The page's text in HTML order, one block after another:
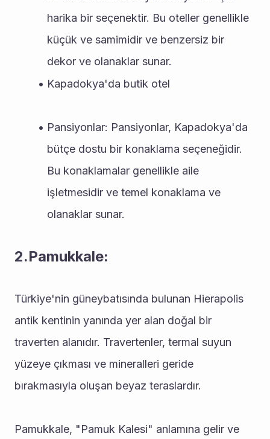
harika bir seçenektir. Bu oteller genellikle
küçük ve samimidir ve benzersiz bir
dekor ve olanaklar sunar.
Kapadokya'da butik otel
Pansiyonlar: Pansiyonlar, Kapadokya'da
bütçe dostu bir konaklama seçeneğidir.
Bu konaklamalar genellikle aile
işletmesidir ve temel konaklama ve
olanaklar sunar.
2.Pamukkale:
Türkiye'nin güneybatısında bulunan Hierapolis
antik kentinin yanında yer alan doğal bir
traverten alanıdır. Travertenler, termal suyun
yüzeye çıkması ve mineralleri geride
bırakmasıyla oluşan beyaz teraslardır.
Pamukkale, "Pamuk Kalesi" anlamına gelir ve